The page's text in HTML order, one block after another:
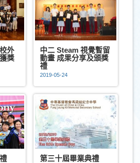
外
獎
中二 Steam 視覺暫留
動畫 成果分享及頒獎
禮
2019-05-24
第三十屆畢業典禮